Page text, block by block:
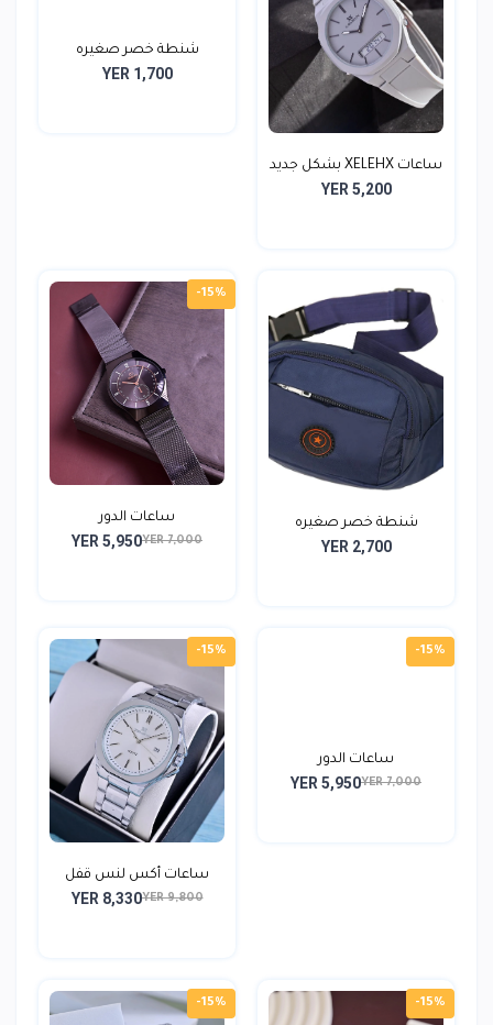
ساعات XELEHX بشكل جديد
YER 5,200
شنطة خصر صغيره
YER 1,700
شنطة خصر صغيره
YER 2,700
-15%
ساعات الدور
YER 7,000
YER 5,950
-15%
ساعات الدور
YER 7,000
YER 5,950
-15%
ساعات أكس لنس قفل
رجالي...YER 9,800
YER 8,330
-15%
-15%